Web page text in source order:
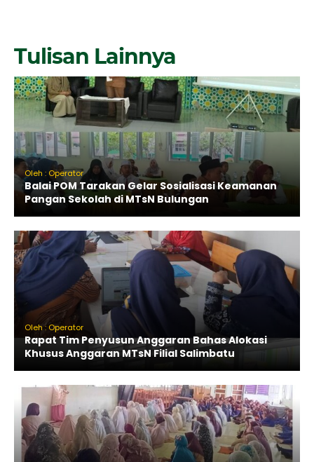
Tulisan Lainnya
Oleh : Operator
Balai POM Tarakan Gelar Sosialisasi Keamanan
Pangan Sekolah di MTsN Bulungan
Oleh : Operator
Rapat Tim Penyusun Anggaran Bahas Alokasi
Khusus Anggaran MTsN Filial Salimbatu